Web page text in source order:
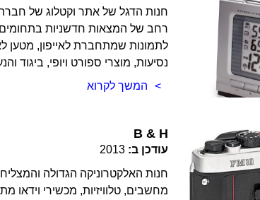
חנות הדגל של אתר וקטלוג של
רחב של המצאות חדשניות בתחומים
לתמונות שמתחברת לאייפון, מטען
נסיעות, מוצרי ספורט ויופי, ביגוד
המשך לקרוא
B & H
עודכן ב: 2013
חנות האלקטרוניקה הגדולה
מחשבים, טלוויזיות, מכשירי וידאו